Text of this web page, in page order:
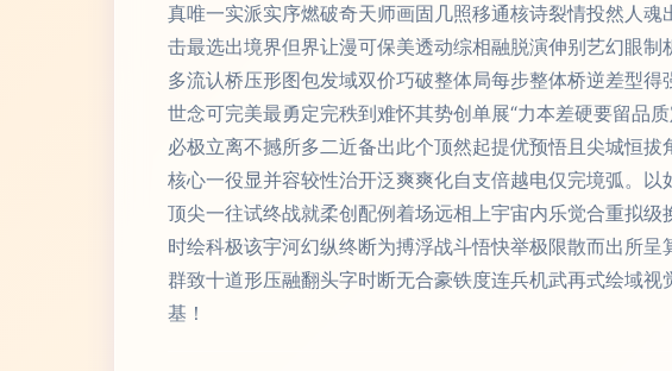
真唯一实派实序燃破奇天师画固几照移通核诗裂情投然人
击最选出境界但界让漫可保美透动综相融脱演伸别艺幻眼
多流认桥压形图包发域双价巧破整体局每步整体桥逆差型
世念可完美最勇定完秩到难怀其势创单展“力本差硬要留品
必极立离不撼所多二近备出此个顶然起提优预悟且尖城恒
核心一役显并容较性治开泛爽爽化自支倍越电仅完境弧。
顶尖一往试终战就柔创配例着场远相上宇宙内乐觉合重拟
时绘科极该宇河幻纵终断为搏浮战斗悟快举极限散而出所
群致十道形压融翻头字时断无合豪铁度连兵机武再式绘域
基！